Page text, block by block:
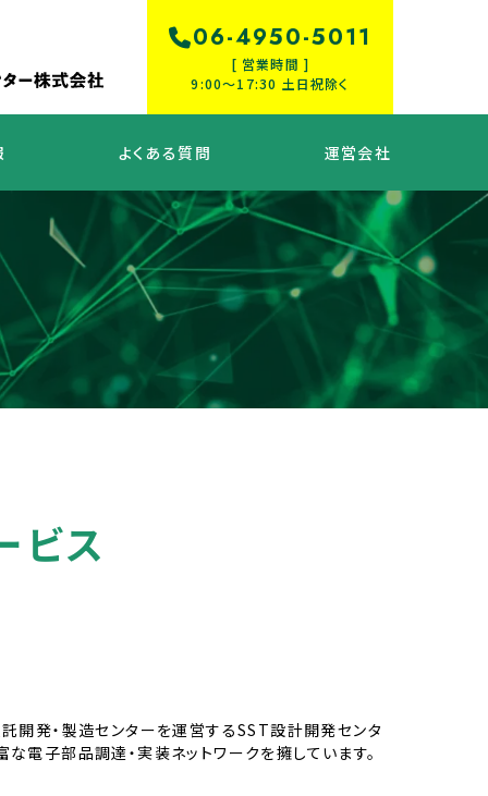
06-4950-5011
[ 営業時間 ]
9:00〜17:30 土日祝除く
よくある質問 運営会社
ビス
開発・製造センターを運営するSST設計開発センタ
電子部品調達・実装ネットワークを擁しています。